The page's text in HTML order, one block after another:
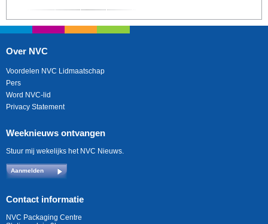
Over NVC
Voordelen NVC Lidmaatschap
Pers
Word NVC-lid
Privacy Statement
Weeknieuws ontvangen
Stuur mij wekelijks het NVC Nieuws.
Aanmelden
Contact informatie
NVC Packaging Centre